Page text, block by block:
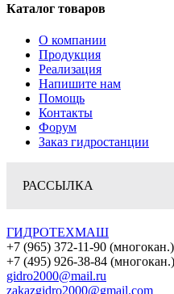
Каталог товаров
О компании
Продукция
Реализация
Напишите нам
Помощь
Контакты
Форум
Заказ гидростанции
РАССЫЛКА
ГИДРОТЕХМАШ
+7 (965) 372-11-90 (многокан.)
+7 (495) 926-38-84 (многокан.)
gidro2000@mail.ru
zakazgidro2000@gmail.com